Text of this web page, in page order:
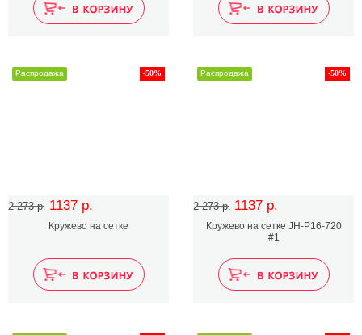
2 273 р. 1137 р.
-50%
Распродажа
Кружево на сетке
2 273 р. 1137 р.
-50%
Распродажа
Кружево на сетке JH-P16-720
#1